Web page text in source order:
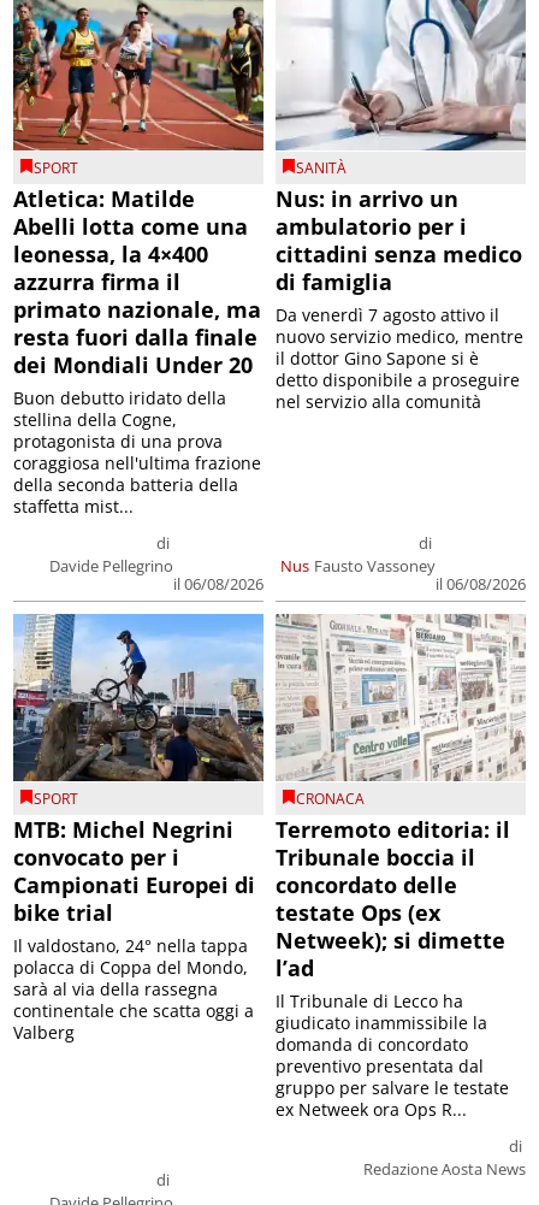
SPORT
Atletica: Matilde
Abelli lotta come una
leonessa, la 4×400
azzurra firma il
primato nazionale, ma
resta fuori dalla finale
dei Mondiali Under 20
di
Davide Pellegrino
il 06/08/2026
Buon debutto iridato della
stellina della Cogne,
protagonista di una prova
coraggiosa nell'ultima frazione
della seconda batteria della
staffetta mist...
SANITÀ
Nus: in arrivo un
ambulatorio per i
cittadini senza medico
di famiglia
Nus
di
Fausto Vassoney
il 06/08/2026
Da venerdì 7 agosto attivo il
nuovo servizio medico, mentre
il dottor Gino Sapone si è
detto disponibile a proseguire
nel servizio alla comunità
SPORT
MTB: Michel Negrini
convocato per i
Campionati Europei di
bike trial
di
Il valdostano, 24° nella tappa
polacca di Coppa del Mondo,
sarà al via della rassegna
continentale che scatta oggi a
Valberg
CRONACA
Terremoto editoria: il
Tribunale boccia il
concordato delle
testate Ops (ex
Netweek); si dimette
l’ad
di
Redazione Aosta News
Il Tribunale di Lecco ha
giudicato inammissibile la
domanda di concordato
preventivo presentata dal
gruppo per salvare le testate
ex Netweek ora Ops R...